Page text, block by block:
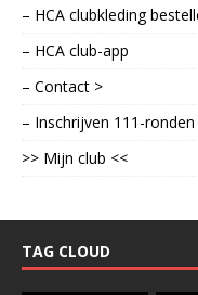
– HCA clubkleding
– HCA club-app
– Contact >
– Inschrijven 111-ronden
>> Mijn club <<
TAG CLOUD